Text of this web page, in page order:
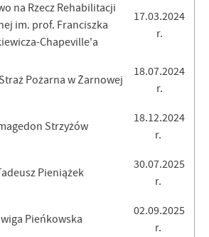
na Rzecz Rehabilitacji
im. prof. Franciszka
Chapeville'a
17.03.2024
r.
Pożarna w Żarnowej
18.07.2024
r.
Strzyżów
18.12.2024
r.
Pieniążek
30.07.2025
r.
Pieńkowska
02.09.2025
r.